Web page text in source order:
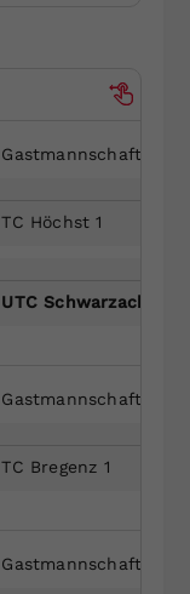
Gastmannschaft
TC Höchst 1
UTC Schwarzach 1
Gastmannschaft
TC Bregenz 1
Gastmannschaft